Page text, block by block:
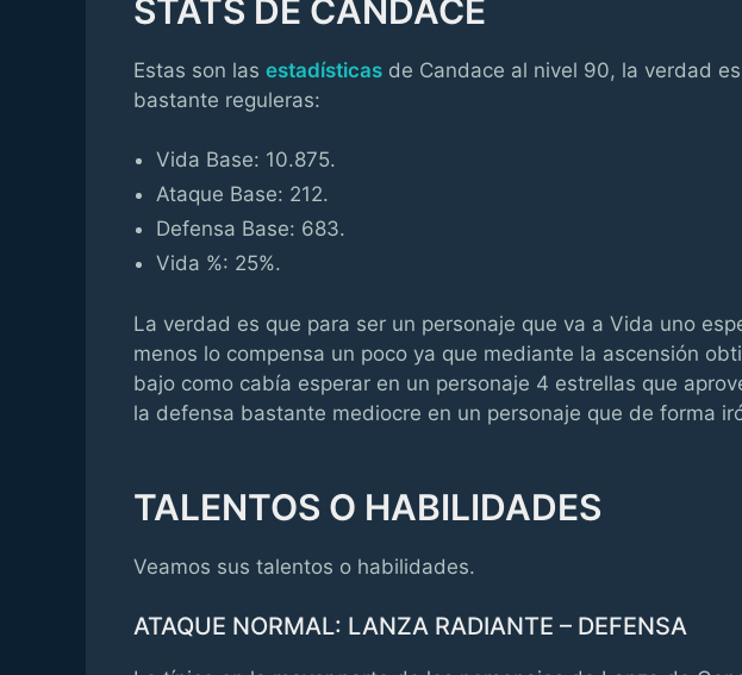
STATS DE CANDACE
Estas son las estadísticas de Candace al nivel 90, la verdad
bastante reguleras:
Vida Base: 10.875.
Ataque Base: 212.
Defensa Base: 683.
Vida %: 25%.
La verdad es que para ser un personaje que va a Vida uno
menos lo compensa un poco ya que mediante la ascensión
bajo como cabía esperar en un personaje 4 estrellas que
la defensa bastante mediocre en un personaje que de forma
TALENTOS O HABILIDADES
Veamos sus talentos o habilidades.
ATAQUE NORMAL: LANZA RADIANTE – DEFENSA